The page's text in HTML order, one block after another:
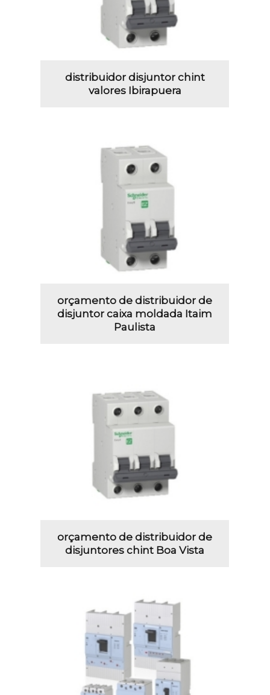
distribuidor disjuntor chint
valores Ibirapuera
orçamento de distribuidor de
disjuntor caixa moldada Itaim
Paulista
orçamento de distribuidor de
disjuntores chint Boa Vista